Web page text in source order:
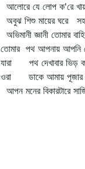
আলোরে যে লোপ ক'রে
অবুঝ শিশু মায়ের ঘরে
অভিমানী জ্ঞানী তোমার
তোমার পথ আপনায় আপনি
যারা পথ দেখাবার ভিড়
ওরা ডাকে আমায় পূজার
আপন মনের বিকারটারে